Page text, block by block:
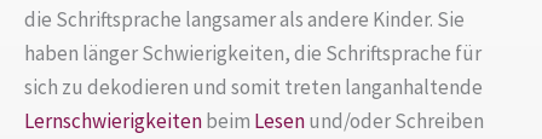
die Schriftsprache langsamer als andere Kinder. Sie
haben länger Schwierigkeiten, die Schriftsprache für
sich zu dekodieren und somit treten langanhaltende
Lernschwierigkeitenbeim Lesenund/oder Schreiben